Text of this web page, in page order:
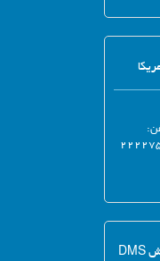
۰۲۱ , ۲۲۲۲۷۵۸۹
ماژول تخصصی تست ورزش DMS